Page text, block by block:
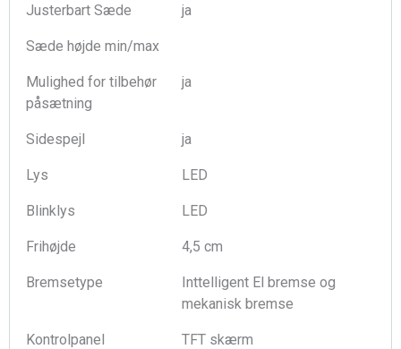
Justerbart Sæde ja
Sæde højde min/max
Mulighed for tilbehør
påsætning
ja
Sidespejl ja
Lys LED
Blinklys LED
Frihøjde 4,5 cm
Bremsetype
Inttelligent El bremse og
mekanisk bremse
Kontrolpanel TFT skærm